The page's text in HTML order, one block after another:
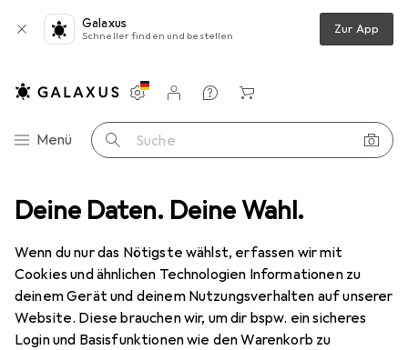
Deine Daten. Deine Wahl.
Wenn du nur das Nötigste wählst, erfassen wir mit
Cookies und ähnlichen Technologien Informationen zu
deinem Gerät und deinem Nutzungsverhalten auf unserer
Website. Diese brauchen wir, um dir bspw. ein sicheres
Login und Basisfunktionen wie den Warenkorb zu
Galaxus
Schneller finden und bestellen Zur App
Navigation nach Kategorien
Menü Suche
Einstellungen
Kundenkonto
Vergleichslisten
Merklisten
Warenkorb
Weiteres Bastelmaterial Creativ Company Schmuckband
4 Bilder
MENGENRABATT